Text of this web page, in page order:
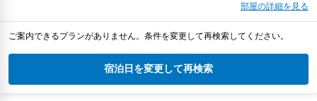
部屋の詳細を見る
ご案内できるプランがありません。条件を変更して再検索してください。
宿泊日を変更して再検索